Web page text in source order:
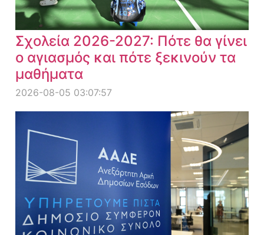
Σχολεία 2026-2027: Πότε θα γίνει
ο αγιασμός και πότε ξεκινούν τα
μαθήματα
2026-08-05 03:07:57